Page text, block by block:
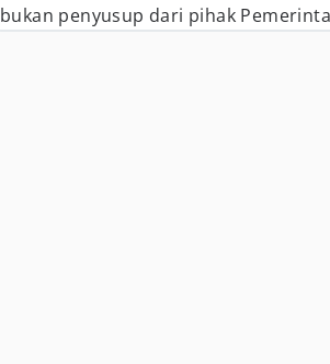
bukan penyusup dari pihak